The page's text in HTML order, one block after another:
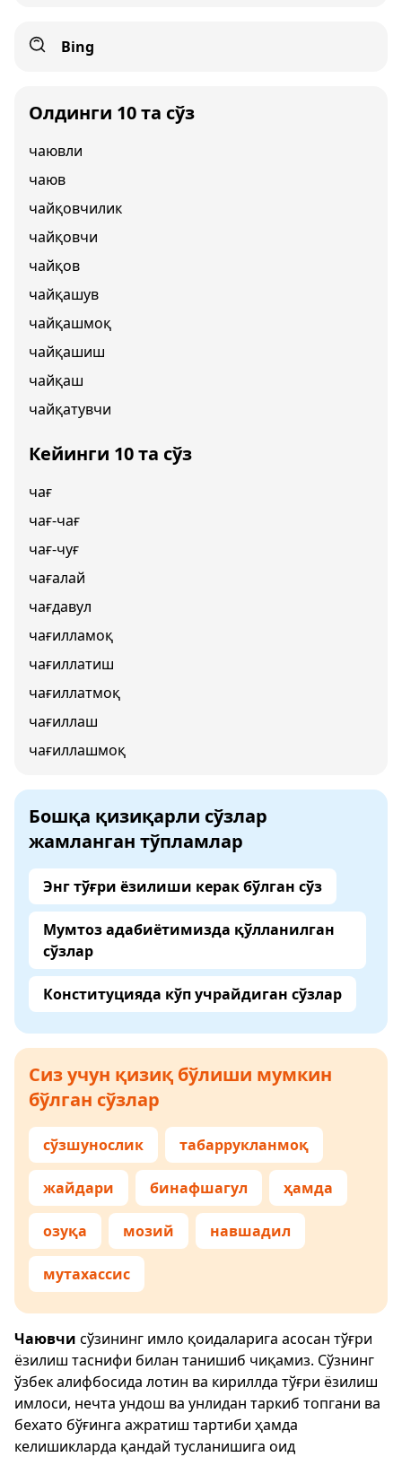
Bing
Олдинги 10 та сўз
чаювли
чаюв
чайқовчилик
чайқовчи
чайқов
чайқашув
чайқашмоқ
чайқашиш
чайқаш
чайқатувчи
Кейинги 10 та сўз
чағ
чағ-чағ
чағ-чуғ
чағалай
чағдавул
чағилламоқ
чағиллатиш
чағиллатмоқ
чағиллаш
чағиллашмоқ
Бошқа қизиқарли сўзлар
жамланган тўпламлар
Энг тўғри ёзилиши керак бўлган сўз
Мумтоз адабиётимизда қўлланилган
сўзлар
Конституцияда кўп учрайдиган сўзлар
Сиз учун қизиқ бўлиши мумкин
бўлган сўзлар
сўзшунослик табаррукланмоқ
жайдари бинафшагул ҳамда
озуқа мозий навшадил
мутахассис
Чаювчи сўзининг имло қоидаларига асосан тўғри
ёзилиш таснифи билан танишиб чиқамиз. Сўзнинг
ўзбек алифбосида лотин ва кириллда тўғри ёзилиш
имлоси, нечта ундош ва унлидан таркиб топгани ва
бехато бўғинга ажратиш тартиби ҳамда
келишикларда қандай тусланишига оид